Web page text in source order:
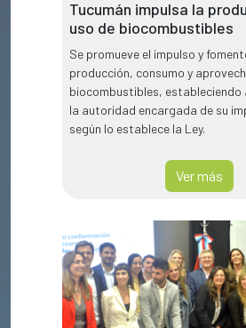
Tucumán impulsa la
uso de biocombustibles
Se promueve el impulso y
producción, consumo y
biocombustibles, estableciendo
la autoridad encargada de su
según lo establece la Ley.
Ver más